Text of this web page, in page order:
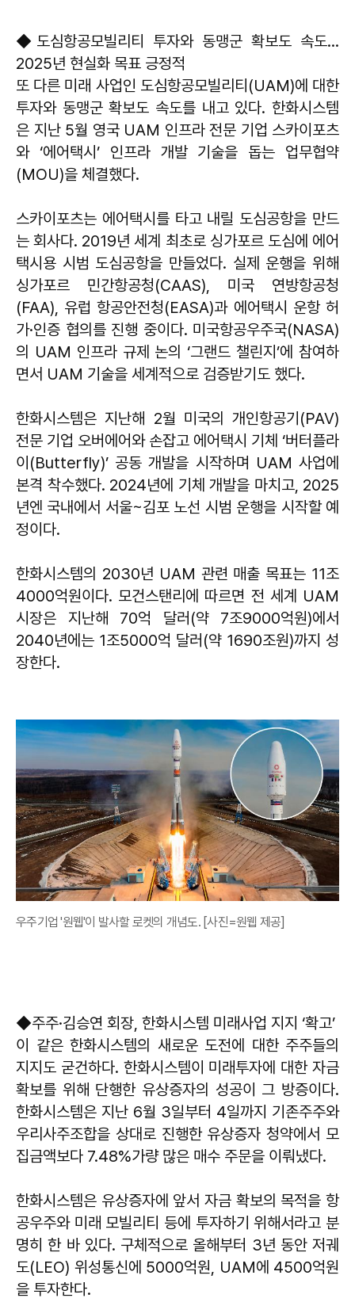
◆도심항공모빌리티 투자와 동맹군 확보도 속도...
2025년 현실화 목표 긍정적
또 다른 미래 사업인 도심항공모빌리티(UAM)에 대한
투자와 동맹군 확보도 속도를 내고 있다. 한화시스템
은 지난 5월 영국 UAM 인프라 전문 기업 스카이포츠
와 ‘에어택시’ 인프라 개발 기술을 돕는 업무협약
(MOU)을 체결했다.
스카이포츠는 에어택시를 타고 내릴 도심공항을 만드
는 회사다. 2019년 세계 최초로 싱가포르 도심에 에어
택시용 시범 도심공항을 만들었다. 실제 운행을 위해
싱가포르 민간항공청(CAAS), 미국 연방항공청
(FAA), 유럽 항공안전청(EASA)과 에어택시 운항 허
가·인증 협의를 진행 중이다. 미국항공우주국(NASA)
의 UAM 인프라 규제 논의 ‘그랜드 챌린지’에 참여하
면서 UAM 기술을 세계적으로 검증받기도 했다.
한화시스템은 지난해 2월 미국의 개인항공기(PAV)
전문 기업 오버에어와 손잡고 에어택시 기체 ‘버터플라
이(Butterfly)’ 공동 개발을 시작하며 UAM 사업에
본격 착수했다. 2024년에 기체 개발을 마치고, 2025
년엔 국내에서 서울~김포 노선 시범 운행을 시작할 예
정이다.
한화시스템의 2030년 UAM 관련 매출 목표는 11조
4000억원이다. 모건스탠리에 따르면 전 세계 UAM
시장은 지난해 70억 달러(약 7조9000억원)에서
2040년에는 1조5000억 달러(약 1690조원)까지 성
장한다.
우주기업 '원웹'이 발사할 로켓의 개념도. [사진=원웹 제공]
◆주주·김승연 회장, 한화시스템 미래사업 지지 ‘확고’
이 같은 한화시스템의 새로운 도전에 대한 주주들의
지지도 굳건하다. 한화시스템이 미래투자에 대한 자금
확보를 위해 단행한 유상증자의 성공이 그 방증이다.
한화시스템은 지난 6월 3일부터 4일까지 기존주주와
우리사주조합을 상대로 진행한 유상증자 청약에서 모
집금액보다 7.48%가량 많은 매수 주문을 이뤄냈다.
한화시스템은 유상증자에 앞서 자금 확보의 목적을 항
공우주와 미래 모빌리티 등에 투자하기 위해서라고 분
명히 한 바 있다. 구체적으로 올해부터 3년 동안 저궤
도(LEO) 위성통신에 5000억원, UAM에 4500억원
을 투자한다.